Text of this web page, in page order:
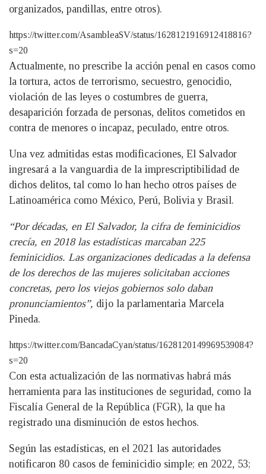
organizados, pandillas, entre otros).
https://twitter.com/AsambleaSV/status/1628121916912418816?
s=20
Actualmente, no prescribe la acción penal en casos como
la tortura, actos de terrorismo, secuestro, genocidio,
violación de las leyes o costumbres de guerra,
desaparición forzada de personas, delitos cometidos en
contra de menores o incapaz, peculado, entre otros.
Una vez admitidas estas modificaciones, El Salvador
ingresará a la vanguardia de la imprescriptibilidad de
dichos delitos, tal como lo han hecho otros países de
Latinoamérica como México, Perú, Bolivia y Brasil.
“Por décadas, en El Salvador, la cifra de feminicidios
crecía, en 2018 las estadísticas marcaban 225
feminicidios. Las organizaciones dedicadas a la defensa
de los derechos de las mujeres solicitaban acciones
concretas, pero los viejos gobiernos solo daban
pronunciamientos”, dijo la parlamentaria Marcela
Pineda.
https://twitter.com/BancadaCyan/status/1628120149969539084?
s=20
Con esta actualización de las normativas habrá más
herramienta para las instituciones de seguridad, como la
Fiscalía General de la República (FGR), la que ha
registrado una disminución de estos hechos.
Según las estadísticas, en el 2021 las autoridades
notificaron 80 casos de feminicidio simple; en 2022, 53;